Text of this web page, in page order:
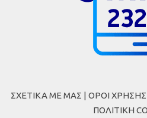
ΣΧΕΤΙΚΑ ΜΕ ΜΑΣ | ΟΡΟΙ ΧΡΗΣΗΣ
ΠΟΛΙΤΙΚΗ